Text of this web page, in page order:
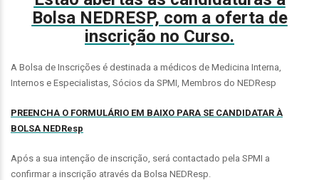
Bolsa NEDRESP, com a oferta de
inscrição no Curso.
A Bolsa de Inscrições é destinada a médicos de Medicina Interna,
Internos e Especialistas, Sócios da SPMI, Membros do NEDResp
PREENCHA O FORMULÁRIO EM BAIXO PARA SE CANDIDATAR À
BOLSA NEDResp
Após a sua intenção de inscrição, será contactado pela SPMI a
confirmar a inscrição através da Bolsa NEDResp.